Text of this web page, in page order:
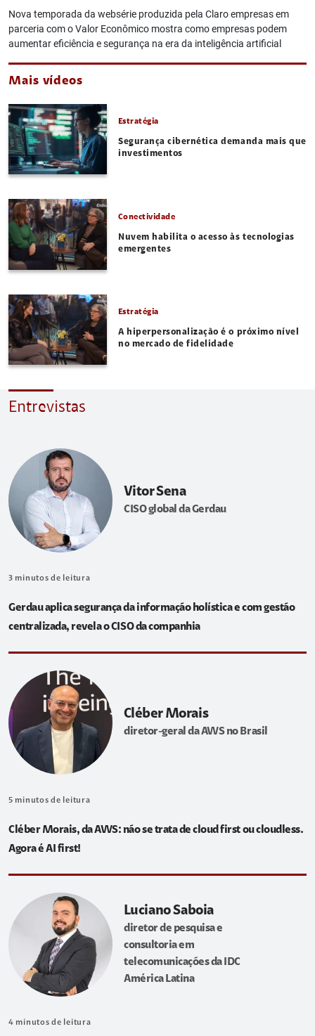
Nova temporada da websérie produzida pela Claro empresas em
parceria com o Valor Econômico mostra como empresas podem
aumentar eficiência e segurança na era da inteligência artificial
Mais vídeos
Estratégia
Segurança cibernética demanda mais que
investimentos
Conectividade
Nuvem habilita o acesso às tecnologias
emergentes
Estratégia
A hiperpersonalização é o próximo nível
no mercado de fidelidade
Entrevistas
Vitor Sena
CISO global da Gerdau
3 minutos de leitura
Gerdau aplica segurança da informação holística e com gestão
centralizada, revela o CISO da companhia
Cléber Morais
diretor-geral da AWS no Brasil
5 minutos de leitura
Cléber Morais, da AWS: não se trata de cloud first ou cloudless.
Agora é AI first!
Luciano Saboia
diretor de pesquisa e
consultoria em
telecomunicações da IDC
América Latina
4 minutos de leitura